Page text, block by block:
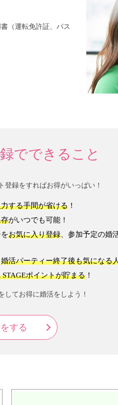
（運転免許証、パス
でできること
登録をすればお得がいっぱい！
する手間が省ける ！
がいつでも可能！
お気に入り登録 、参加予定の婚
婚活パーティー終了後も気になる
STAGEポイントが貯まる ！
してお得に婚活をしよう！
する